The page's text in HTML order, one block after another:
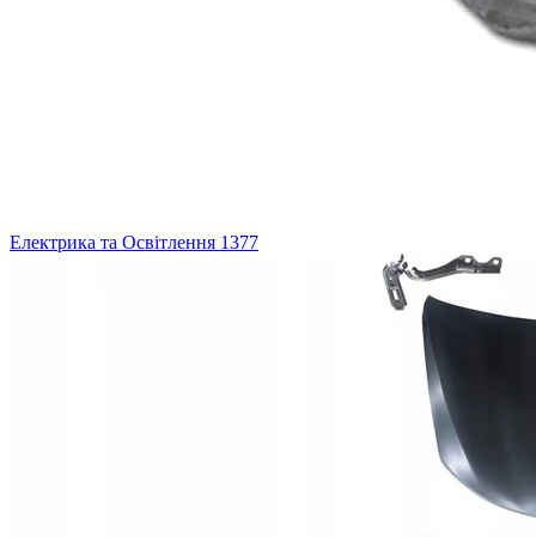
Електрика та Освітлення 1377